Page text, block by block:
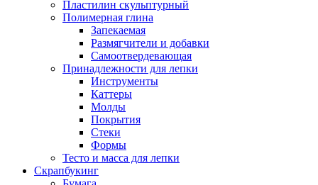
Пластилин скульптурный
Полимерная глина
Запекаемая
Размягчители и добавки
Самоотвердевающая
Принадлежности для лепки
Инструменты
Каттеры
Молды
Покрытия
Стеки
Формы
Тесто и масса для лепки
Скрапбукинг